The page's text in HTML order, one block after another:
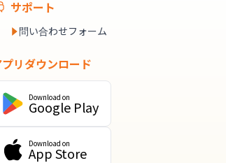
サポート
問い合わせフォーム
プリダウンロード
Download on
Google Play
Download on
App Store